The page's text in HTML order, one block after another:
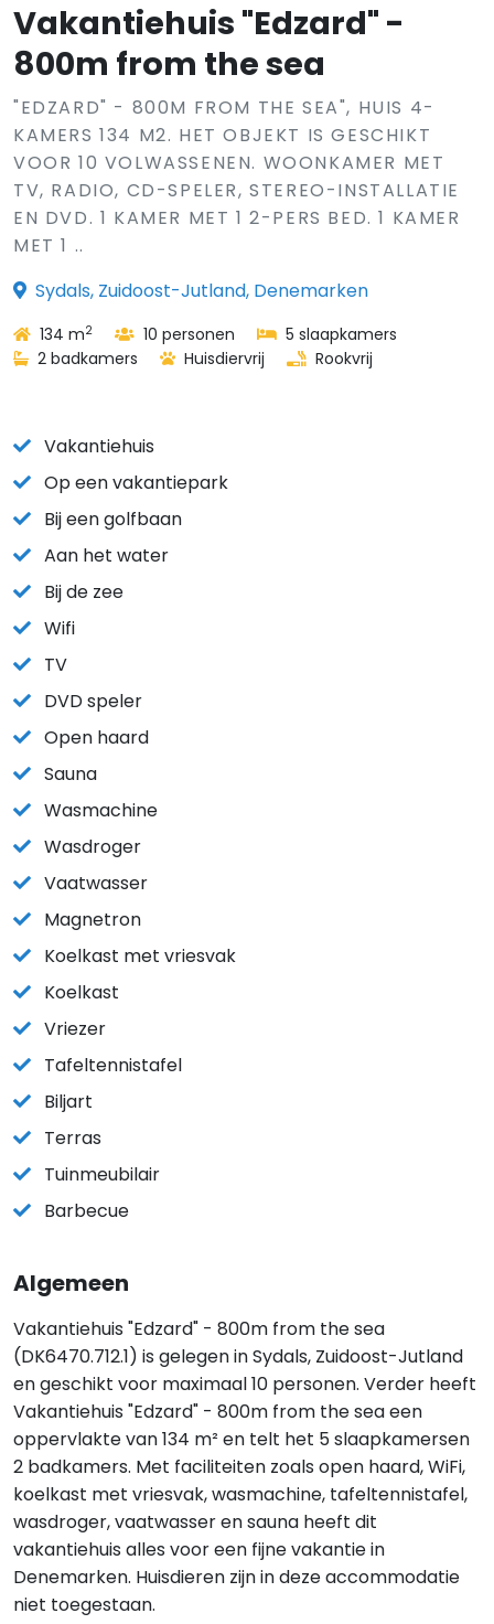
Vakantiehuis "Edzard" -
800m from the sea
"EDZARD" - 800M FROM THE SEA", HUIS 4-
KAMERS 134 M2. HET OBJEKT IS GESCHIKT
VOOR 10 VOLWASSENEN. WOONKAMER MET
TV, RADIO, CD-SPELER, STEREO-INSTALLATIE
EN DVD. 1 KAMER MET 1 2-PERS BED. 1 KAMER
MET 1 ..
Sydals, Zuidoost-Jutland, Denemarken
134 m2 10 personen
5 slaapkamers
2 badkamers
Huisdiervrij Rookvrij
Vakantiehuis
Op een vakantiepark
Bij een golfbaan
Aan het water
Bij de zee
Wifi
TV
DVD speler
Open haard
Sauna
Wasmachine
Wasdroger
Vaatwasser
Magnetron
Koelkast met vriesvak
Koelkast
Vriezer
Tafeltennistafel
Biljart
Terras
Tuinmeubilair
Barbecue
Algemeen
Vakantiehuis "Edzard" - 800m from the sea
(DK6470.712.1) is gelegen in Sydals, Zuidoost-Jutland
en geschikt voor maximaal 10 personen. Verder heeft
Vakantiehuis "Edzard" - 800m from the sea een
oppervlakte van 134 m² en telt het 5 slaapkamersen
2 badkamers. Met faciliteiten zoals open haard, WiFi,
koelkast met vriesvak, wasmachine, tafeltennistafel,
wasdroger, vaatwasser en sauna heeft dit
vakantiehuis alles voor een fijne vakantie in
Denemarken. Huisdieren zijn in deze accommodatie
niet toegestaan.